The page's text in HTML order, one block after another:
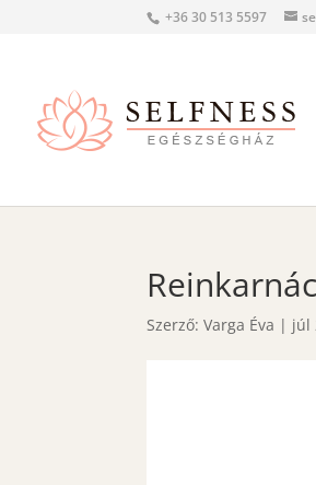
+36 30 513 5597
Szerző:Varga Éva | júl